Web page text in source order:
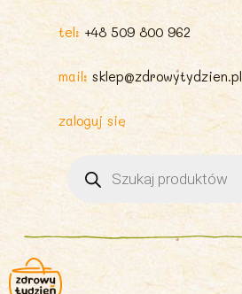
tel: +48 509 800 962
mail: sklep@zdrowytydzien.pl
zaloguj się
produktów